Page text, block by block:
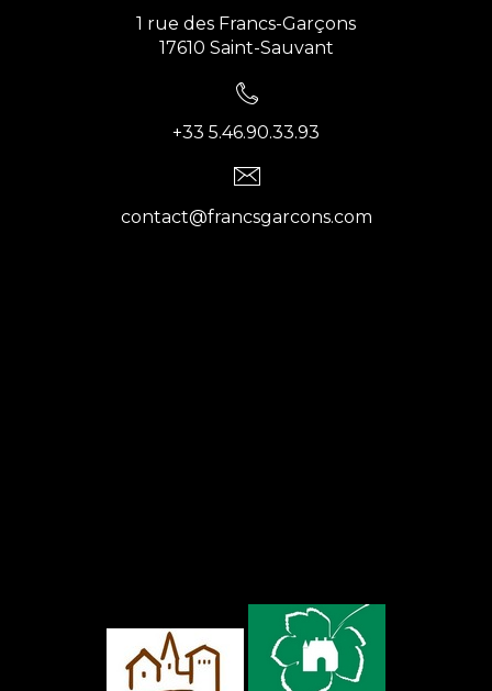
1 rue des Francs-Garçons
17610 Saint-Sauvant
+33 5.46.90.33.93
contact@francsgarcons.com